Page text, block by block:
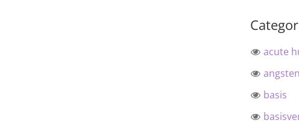
acute
angsten
basis